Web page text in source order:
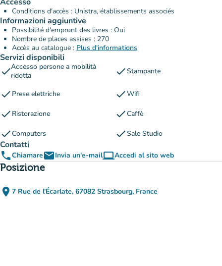
Conditions d'accès : Unistra, établissements associés
Informazioni aggiuntive
Possibilité d'emprunt des livres : Oui
Nombre de places assises : 270
Accès au catalogue : Plus d'informations
Servizi disponibili
checkAccesso persone a mobilità
ridotta
checkStampante
check Prese elettriche checkWifi
check Ristorazione checkCaffè
checkComputers checkSale Studio
Contatti
phoneChiamareemailInvia un'e-mailcomputerAccedi al sito web
(nuova scheda)
Posizione
place 7 Rue de l'Écarlate, 67082 Strasbourg, France
(apri in Google Maps)
(nuova scheda)